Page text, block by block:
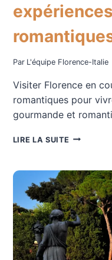
Par L'équipe Florence-Italie
Visiter Florence en
romantiques pour
gourmande et
LIRE LA SUITE FLORENCE
:
ET
HÔTELS